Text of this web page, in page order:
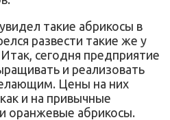
такие абрикосы в
развести такие же у
сегодня предприятие
и реализовать
Цены на них
и на привычные
оранжевые абрикосы.